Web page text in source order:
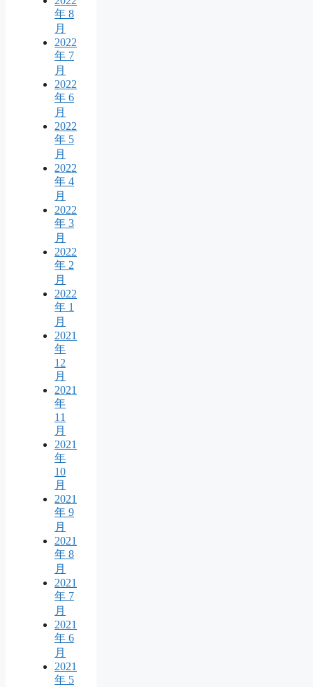
年 8
月
2022
年 7
月
2022
年 6
月
2022
年 5
月
2022
年 4
月
2022
年 3
月
2022
年 2
月
2022
年 1
月
2021
年
12
月
2021
年
11
月
2021
年
10
月
2021
年 9
月
2021
年 8
月
2021
年 7
月
2021
年 6
月
2021
年 5